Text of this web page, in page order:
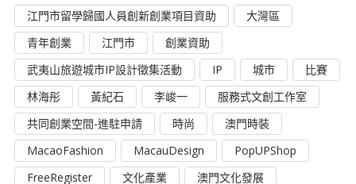
江門市留學歸國人員創新創業項目資助
大灣區
青年創業
江門市
創業資助
武夷山旅遊城市IP設計徵集活動
IP 城市
比賽
林海彤
黃紀石 李峻一
服務式文創工作室
共同創業空間-進駐申請
時尚
澳門時裝
MacaoFashion
MacauDesign
PopUPShop
FreeRegister
文化產業
澳門文化發展